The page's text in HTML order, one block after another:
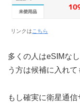
リンクはこちら
多くの人はeSIMな
う方は候補に入れて
もし確実に衛星通